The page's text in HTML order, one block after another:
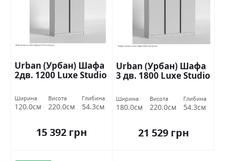
Urban (Урбан) Шафа
2дв. 1200 Luxe Studio
Ширина
120.0см
Висота
220.0см
Глибина
54.3см
15 392 грн
Urban (Урбан) Шафа
3 дв. 1800 Luxe Studio
Ширина
180.0см
Висота
220.0см
Глибина
54.3см
21 529 грн